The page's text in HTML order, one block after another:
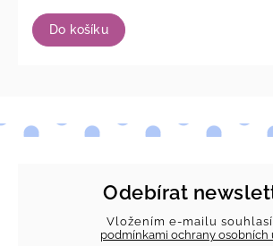
Do košíku
Odebírat
Vložením e-mailu
podmínkami ochrany osobních